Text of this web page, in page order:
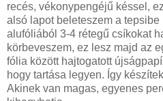
recés, vékonypengéjű késsel,
alsó lapot beleteszem a
alufóliából 3-4 rétegű csíkokat
körbeveszem, ez lesz majd az
fólia között hajtogatott
hogy tartása legyen. Így
Akinek van magas, egyenes